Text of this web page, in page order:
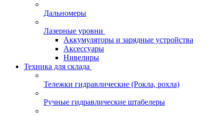
Дальномеры
Лазерные уровни
Аккумуляторы и зарядные устройства
Аксессуары
Нивелиры
Техника для склада
Тележки гидравлические (Рокла, рохла)
Ручные гидравлические штабелеры